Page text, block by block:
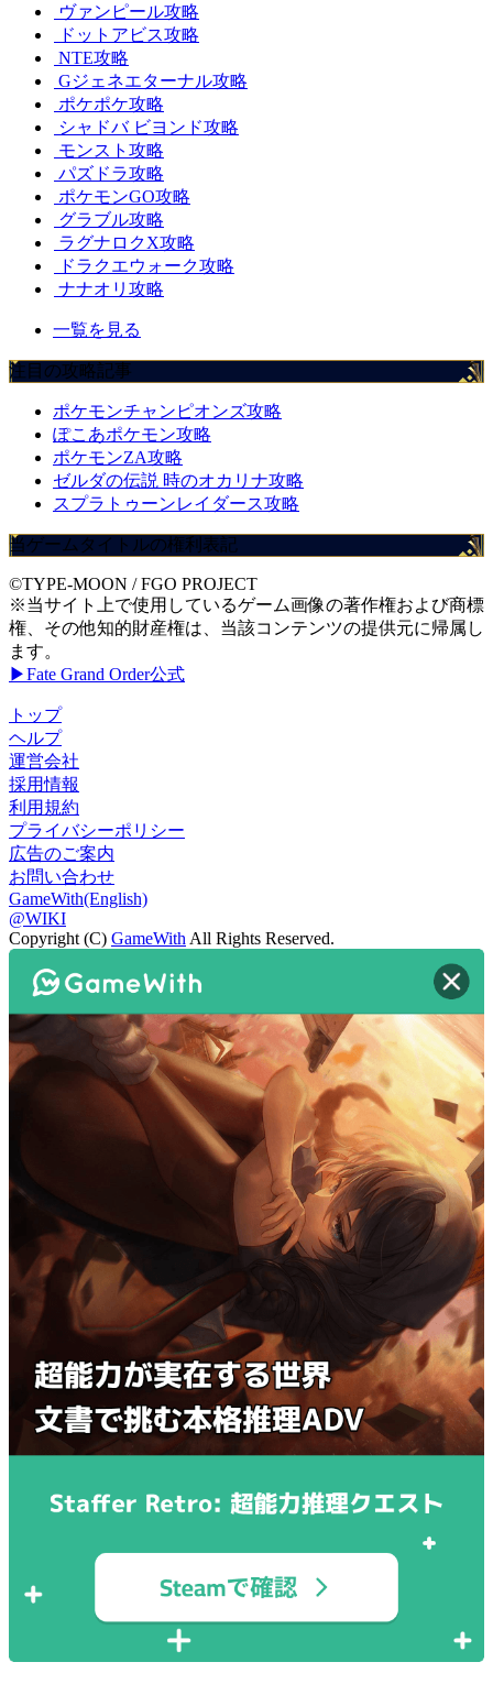
ヴァンピール攻略
ドットアビス攻略
NTE攻略
Gジェネエターナル攻略
ポケポケ攻略
シャドバ ビヨンド攻略
モンスト攻略
パズドラ攻略
ポケモンGO攻略
グラブル攻略
ラグナロクX攻略
ドラクエウォーク攻略
ナナオリ攻略
一覧を見る
注目の攻略記事
ポケモンチャンピオンズ攻略
ぽこあポケモン攻略
ポケモンZA攻略
ゼルダの伝説 時のオカリナ攻略
スプラトゥーンレイダース攻略
当ゲームタイトルの権利表記
©TYPE-MOON / FGO PROJECT
※当サイト上で使用しているゲーム画像の著作権および商標
権、その他知的財産権は、当該コンテンツの提供元に帰属し
ます。
▶Fate Grand Order公式
トップ
ヘルプ
運営会社
採用情報
利用規約
プライバシーポリシー
広告のご案内
お問い合わせ
GameWith(English)
@WIKI
Copyright (C) GameWith All Rights Reserved.